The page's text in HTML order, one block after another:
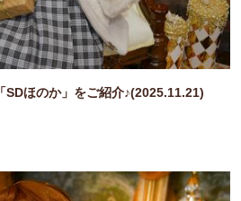
SDほのか」をご紹介♪(2025.11.21)